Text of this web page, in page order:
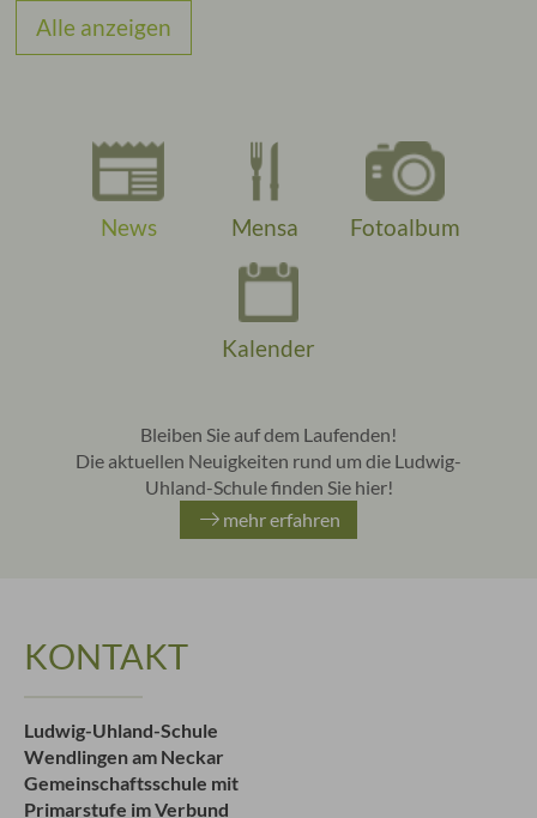
Alle anzeigen
News Mensa Fotoalbum
Kalender
Bleiben Sie auf dem Laufenden!
Die aktuellen Neuigkeiten rund um die Ludwig-
Uhland-Schule finden Sie hier!
mehr erfahren
KONTAKT
Ludwig-Uhland-Schule
Wendlingen am Neckar
Gemeinschaftsschule mit
Primarstufe im Verbund